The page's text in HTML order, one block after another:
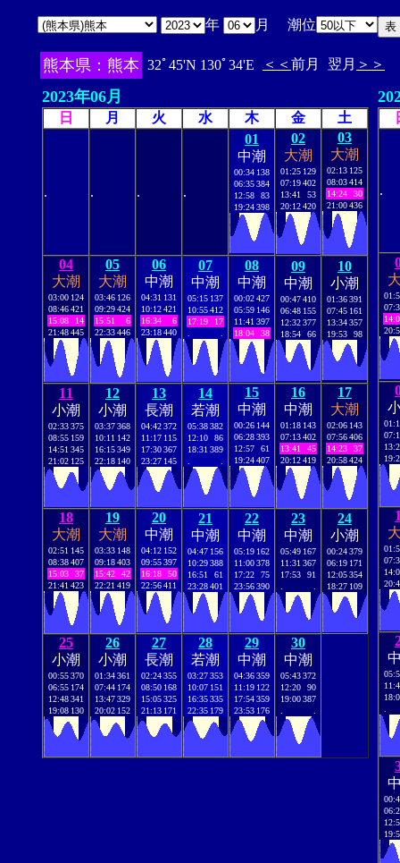
年 月 潮位
熊本県：熊本 32ﾟ45'N 130ﾟ34'E ＜＜ 前月 翌月 ＞＞
2023年06月
日 月 火 水 木 金 土
. . . .
01
中潮
00:34 138
06:35384
12:58
83
19:24398
02
大潮
01:25 129
07:19402
13:41
53
20:12420
03
大潮
02:13 125
08:03414
14:24
30
21:00436
04
大潮
03:00 124
08:46421
15:08
14
21:48445
05
大潮
03:46 126
09:29424
15:51
6
22:33446
06
中潮
04:31 131
10:12421
16:34
6
23:18440
07
中潮
05:15 137
10:55412
17:19
17
08
中潮
00:02427
05:59 146
11:41 397
18:04
38
09
中潮
00:47410
06:48 155
12:32377
18:54
66
10
小潮
01:36391
07:45 161
13:34357
19:53
98
11
小潮
02:33375
08:55 159
14:51 345
21:02 125
12
小潮
03:37368
10:11 142
16:15349
22:18 140
13
長潮
04:42372
11:17 115
17:30367
23:27 145
14
若潮
05:38382
12:10
86
18:31 389
15
中潮
00:26 144
06:28393
12:57
61
19:24407
16
中潮
01:18 143
07:13402
13:41
45
20:12419
17
大潮
02:06 143
07:56406
14:23
37
20:58424
18
大潮
02:51 145
08:38407
15:03
37
21:41 423
19
大潮
03:33 148
09:18403
15:42
42
22:21 419
20
中潮
04:12 152
09:55397
16:18
50
22:56411
21
中潮
04:47 156
10:29388
16:51
61
23:28401
22
中潮
05:19 162
11:00378
17:22
75
23:56390
23
中潮
05:49 167
11:31 367
17:53
91
24
小潮
00:24379
06:19 171
12:05354
18:27 109
25
小潮
00:55370
06:55 174
12:48341
19:08 130
26
小潮
01:34361
07:44 174
13:47329
20:02 152
27
長潮
02:24355
08:50 168
15:05325
21:13 171
28
若潮
03:27353
10:07 151
16:35335
22:35 179
29
中潮
04:36359
11:19 122
17:54359
23:53 176
30
中潮
05:43372
12:20
90
19:00387
.